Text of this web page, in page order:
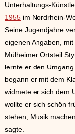
Unterhaltungs-
1955 im Nordrhein-
Seine Jugendjahre
eigenen Angaben,
Mülheimer Ortsteil
lernte er den
begann er mit dem
widmete er sich dem
wollte er sich schön
stehen, Musik
sagte.